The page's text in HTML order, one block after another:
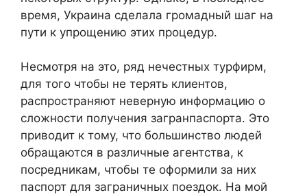
время, Украина сделала громадный шаг на
пути к упрощению этих процедур.
Несмотря на это, ряд нечестных турфирм,
для того чтобы не терять клиентов,
распространяют неверную информацию о
сложности получения загранпаспорта. Это
приводит к тому, что большинство людей
обращаются в различные агентства, к
посредникам, чтобы те оформили за них
паспорт для заграничных поездок. На мой